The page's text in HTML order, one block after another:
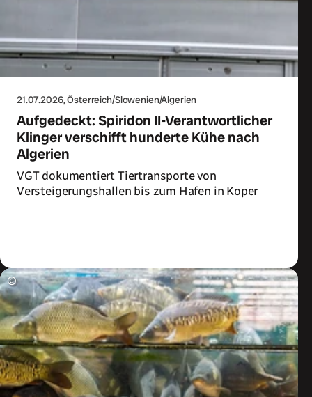
21.07.2026, Österreich/Slowenien/Algerien
Aufgedeckt: Spiridon II-Verantwortlicher
Klinger verschifft hunderte Kühe nach
Algerien
VGT dokumentiert Tiertransporte von
Versteigerungshallen bis zum Hafen in Koper
©